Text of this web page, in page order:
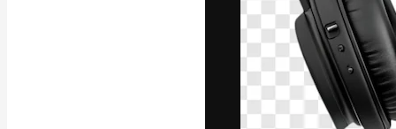
Copyright ©